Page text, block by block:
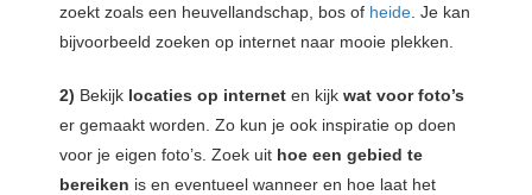
zoekt zoals een heuvellandschap, bos of heide . Je kan
bijvoorbeeld zoeken op internet naar mooie plekken.
2) Bekijk locaties op internet en kijk wat voor foto’s
er gemaakt worden. Zo kun je ook inspiratie op doen
voor je eigen foto’s. Zoek uit hoe een gebied te
bereiken is en eventueel wanneer en hoe laat het